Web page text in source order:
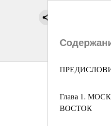
Глава 1.
ВОСТОК